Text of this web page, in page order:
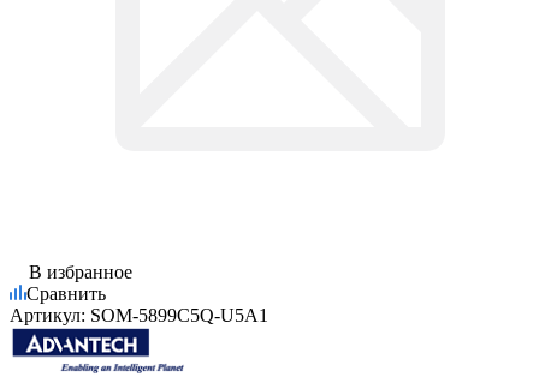
В избранное
Сравнить
Артикул: SOM-5899C5Q-U5A1